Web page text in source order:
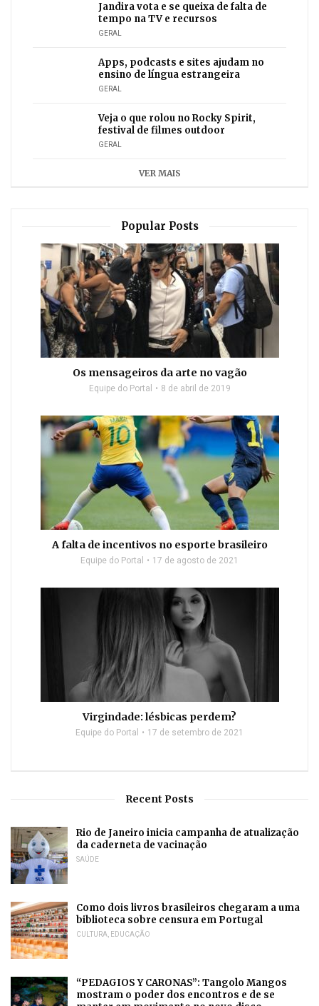
Jandira vota e se queixa de falta de
tempo na TV e recursos
GERAL
Apps, podcasts e sites ajudam no
ensino de língua estrangeira
GERAL
Veja o que rolou no Rocky Spirit,
festival de filmes outdoor
GERAL
VER MAIS
Popular Posts
Os mensageiros da arte no vagão
Equipe do Portal 8 de abril de 2019
A falta de incentivos no esporte brasileiro
Equipe do Portal 17 de agosto de 2021
Virgindade: lésbicas perdem?
Equipe do Portal 17 de setembro de 2021
Recent Posts
Rio de Janeiro inicia campanha de atualização
da caderneta de vacinação
SAÚDE
Como dois livros brasileiros chegaram a uma
biblioteca sobre censura em Portugal
CULTURA, EDUCAÇÃO
“PEDAGIOS Y CARONAS”: Tangolo Mangos
mostram o poder dos encontros e de se